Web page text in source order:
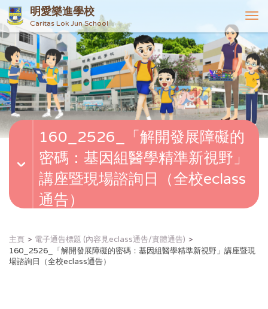
明愛樂進學校
Caritas Lok Jun School
T
o
g
g
l
e
n
v
o
160_2526_「解開發展障礙的
密碼：基因組醫學精準新視野」
講座暨現場諮詢日（全校eclass
通告）
主頁
電子通告標題 (內容見eclass通告/實體通告)
160_2526_「解開發展障礙的密碼：基因組醫學精準新視野」講座暨現
場諮詢日（全校eclass通告）